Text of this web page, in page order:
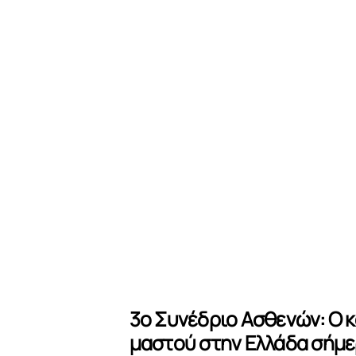
3ο Συνέδριο Ασθενών: Ο
μαστού στην Ελλάδα